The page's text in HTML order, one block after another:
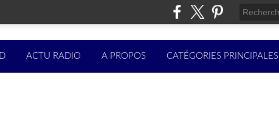
ACTU RADIO A PROPOS CATÉGORIES PRINCIPALES